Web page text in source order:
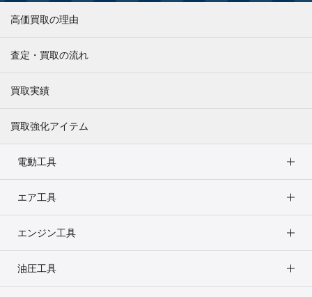
高価買取の理由
査定・買取の流れ
買取実績
買取強化アイテム
電動工具
エア工具
エンジン工具
油圧工具